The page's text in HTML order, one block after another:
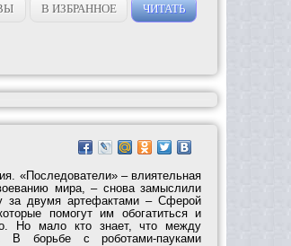
В ИЗБРАННОЕ ЧИТАТЬ
«Последователи» – влиятельная
мира, – снова замыслили
за двумя артефактами – Сферой
помогут им обогатиться и
Но мало кто знает, что между
В борьбе с роботами-пауками